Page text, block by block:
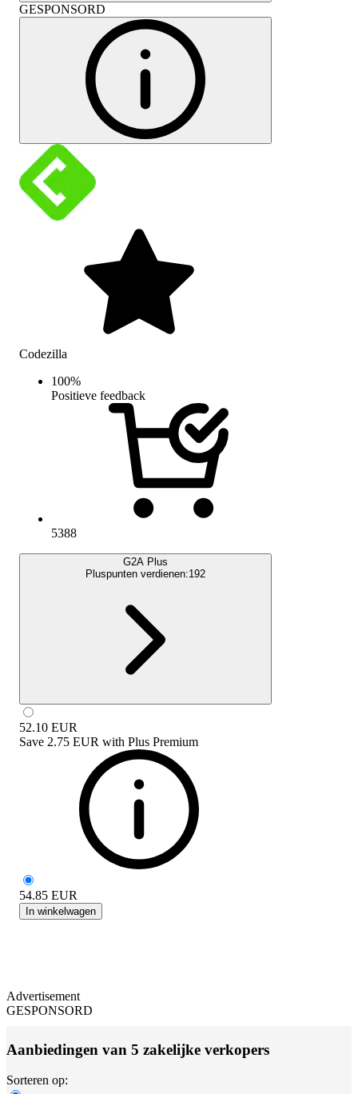
GESPONSORD
Codezilla
100%
Positieve feedback
5388
G2A Plus
Pluspunten verdienen:192
52.10 EUR
Save 2.75 EUR with Plus Premium
54.85 EUR
In winkelwagen
Advertisement
GESPONSORD
Aanbiedingen van 5 zakelijke verkopers
Sorteren op: